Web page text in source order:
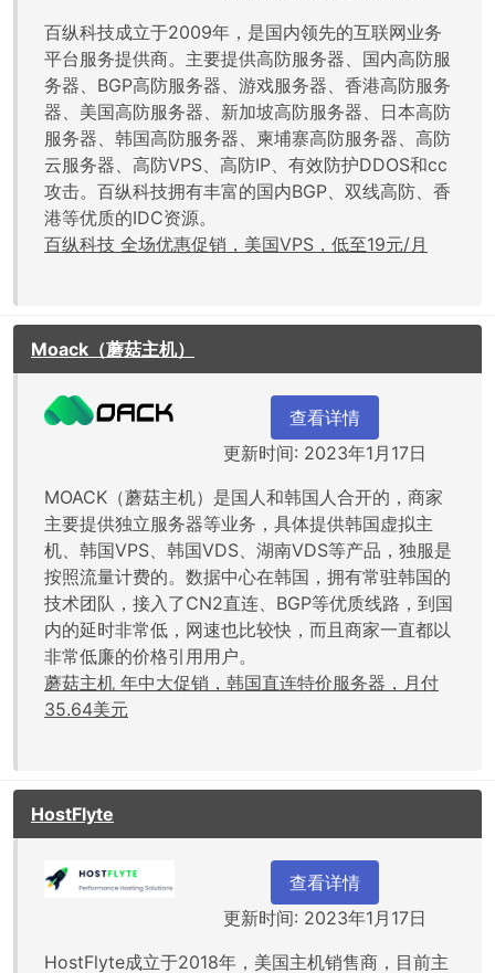
百纵科技成立于2009年，是国内领先的互联网业务
平台服务提供商。主要提供高防服务器、国内高防服
务器、BGP高防服务器、游戏服务器、香港高防服务
器、美国高防服务器、新加坡高防服务器、日本高防
服务器、韩国高防服务器、柬埔寨高防服务器、高防
云服务器、高防VPS、高防IP、有效防护DDOS和cc
攻击。百纵科技拥有丰富的国内BGP、双线高防、香
港等优质的IDC资源。
百纵科技 全场优惠促销，美国VPS，低至19元/月
Moack（蘑菇主机）
查看详情
更新时间: 2023年1月17日
MOACK（蘑菇主机）是国人和韩国人合开的，商家
主要提供独立服务器等业务，具体提供韩国虚拟主
机、韩国VPS、韩国VDS、湖南VDS等产品，独服是
按照流量计费的。数据中心在韩国，拥有常驻韩国的
技术团队，接入了CN2直连、BGP等优质线路，到国
内的延时非常低，网速也比较快，而且商家一直都以
非常低廉的价格引用用户。
蘑菇主机 年中大促销，韩国直连特价服务器，月付
35.64美元
HostFlyte
查看详情
更新时间: 2023年1月17日
HostFlyte成立于2018年，美国主机销售商，目前主